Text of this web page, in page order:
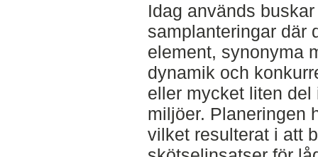
Idag används
samplanteringar där
element, synonyma
dynamik och
eller mycket liten
miljöer. Planeringen
vilket resulterat i att